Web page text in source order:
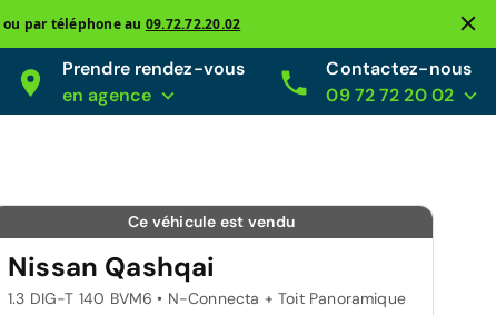
ou par téléphone au 09.72.72.20.02
Prendre rendez-vous
en agence
Contactez-nous
09 72 72 20 02
Ce véhicule est vendu
Nissan Qashqai
1.3 DIG-T 140 BVM6 • N-Connecta + Toit Panoramique